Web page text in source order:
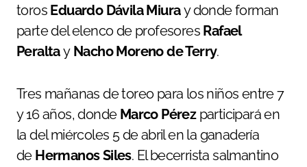
toros Eduardo Dávila Miuray donde forman
parte del elenco de profesores Rafael
Peraltay Nacho Moreno de Terry.
Tres mañanas de toreo para los niños entre 7
y 16 años, donde Marco Pérezparticipará en
la del miércoles 5 de abril en la ganadería
de Hermanos Siles. El becerrista salmantino